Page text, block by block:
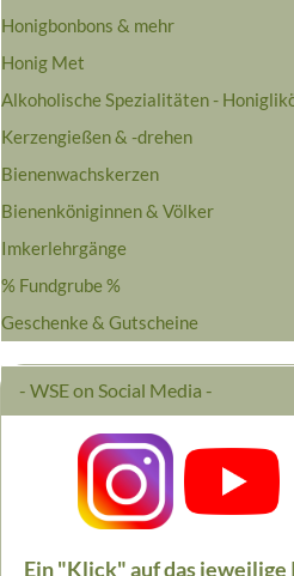
Honigbonbons & mehr
Honig Met
Alkoholische Spezialitäten -
Kerzengießen & -drehen
Bienenwachskerzen
Bienenköniginnen & Völker
Imkerlehrgänge
% Fundgrube %
Geschenke & Gutscheine
- WSE on Social Media -
Ein "Klick" auf das jeweilige